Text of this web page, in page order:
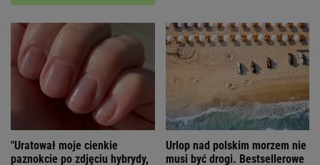
"Uratował moje cienkie
paznokcie po zdjęciu hybrydy,
Urlop nad polskim morzem nie
musi być drogi. Bestsellerowe